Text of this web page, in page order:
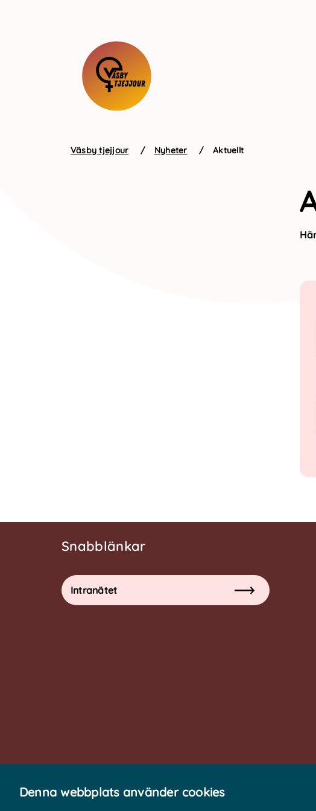
Denna webbplats använder cookies
Väsby tjejjour / Nyheter / Aktuellt
Snabblänkar
Intranätet